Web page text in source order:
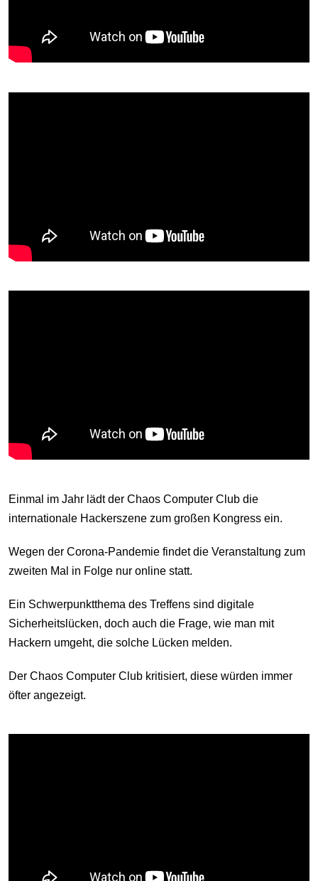
Einmal im Jahr lädt der Chaos Computer Club die
internationale Hackerszene zum großen Kongress ein.
Wegen der Corona-Pandemie findet die Veranstaltung zum
zweiten Mal in Folge nur online statt.
Ein Schwerpunktthema des Treffens sind digitale
Sicherheitslücken, doch auch die Frage, wie man mit
Hackern umgeht, die solche Lücken melden.
Der Chaos Computer Club kritisiert, diese würden immer
öfter angezeigt.